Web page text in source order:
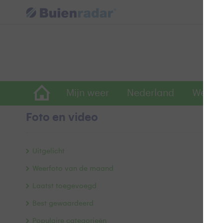
Mijn weer Nederland
Foto en video
Uitgelicht
Weerfoto van de maand
Laatst toegevoegd
Best gewaardeerd
Populaire categorieën